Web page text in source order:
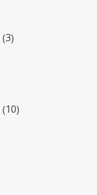
3товара
10товаров